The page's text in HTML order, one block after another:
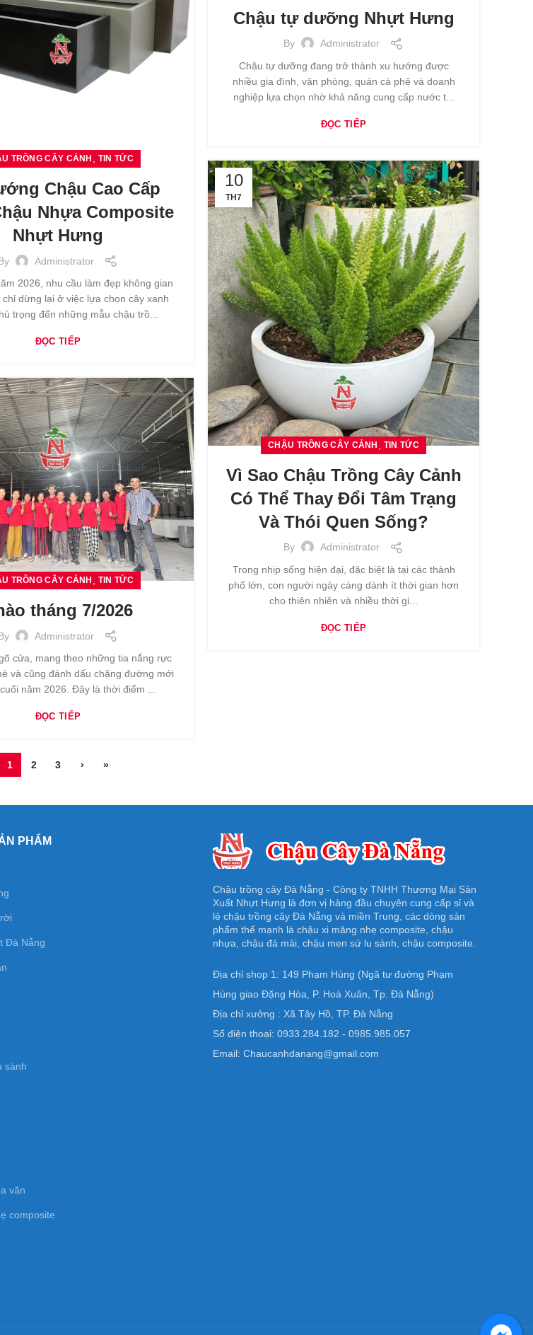
Chậu tự dưỡng Nhựt Hưng
By
Administrator
Chậu tự dưỡng đang trở thành xu hướng được
nhiều gia đình, văn phòng, quán cà phê và doanh
nghiệp lựa chọn nhờ khả năng cung cấp nước t...
ĐỌC TIẾP
TRỒNG CÂY CẢNH TIN TỨC
Chậu Cao Cấp
Nhựa Composite
Nhựt Hưng
Administrator
2026, nhu cầu làm đẹp không gian
chỉ dừng lại ở việc lựa chọn cây xanh
trọng đến những mẫu chậu trồ...
ĐỌC TIẾP
10
TH7
CHẬU TRỒNG CÂY CẢNH TIN TỨC
Vì Sao Chậu Trồng Cây Cảnh
Có Thể Thay Đổi Tâm Trạng
Và Thói Quen Sống?
By
Administrator
Trong nhịp sống hiện đại, đặc biệt là tại các thành
phố lớn, con người ngày càng dành ít thời gian hơn
cho thiên nhiên và nhiều thời gi...
ĐỌC TIẾP
TRỒNG CÂY CẢNH TIN TỨC
tháng 7/2026
Administrator
cửa, mang theo những tia nắng rực
và cũng đánh dấu chặng đường mới
năm 2026. Đây là thời điểm ...
ĐỌC TIẾP
1 2 3 › »
PHẨM
Đà Nẵng
sành
văn
composite
Chậu trồng cây Đà Nẵng - Công ty TNHH Thương Mại Sản
Xuất Nhựt Hưng là đơn vị hàng đầu chuyên cung cấp sỉ và
lẻ chậu trồng cây Đà Nẵng và miền Trung, các dòng sản
phẩm thế mạnh là chậu xi măng nhẹ composite, chậu
nhựa, chậu đá mài, chậu men sứ lu sành, chậu composite.
Địa chỉ shop 1: 149 Phạm Hùng (Ngã tư đường Phạm
Hùng giao Đặng Hòa, P. Hoà Xuân, Tp. Đà Nẵng)
Địa chỉ xưởng : Xã Tây Hồ, TP. Đà Nẵng
Số điện thoại: 0933.284.182 - 0985.985.057
Email: Chaucanhdanang@gmail.com